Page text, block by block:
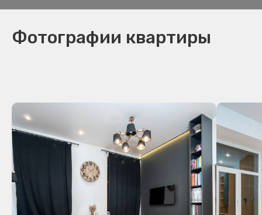
Фотографии квартиры